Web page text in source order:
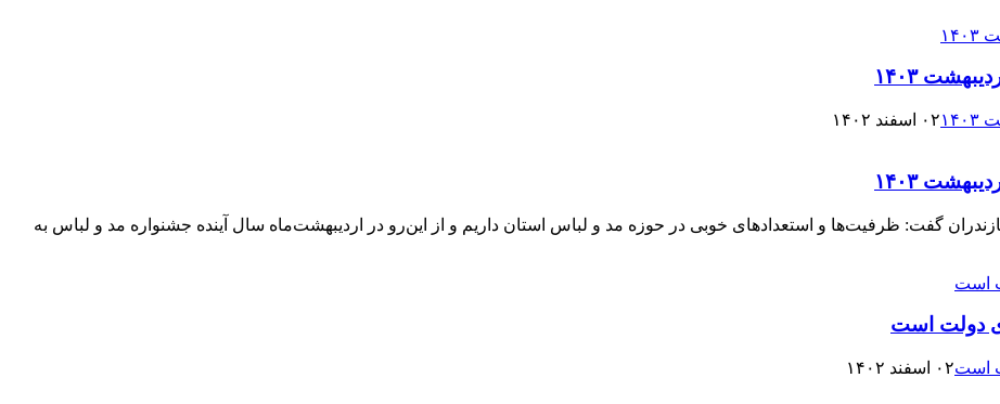
۱۴۰۳
۰۲ اسفند ۱۴۰۲
۱۴۰۳
گفت: ظرفیت‌ها و استعدادهای خوبی در حوزه مد و لباس استان داریم و از این‌رو در اردیبهشت‌ماه سال آینده جشنواره مد و لباس به
دولت است
۰۲ اسفند ۱۴۰۲